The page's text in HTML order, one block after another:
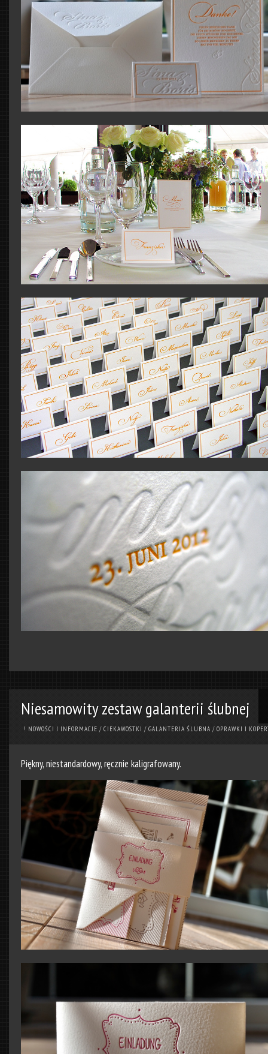
Niesamowity zestaw galanterii ślubnej
! NOWOŚCI I INFORMACJE / CIEKAWOSTKI / GALANTERIA ŚLUBNA / OPRAWKI I
Piękny, niestandardowy, ręcznie kaligrafowany.